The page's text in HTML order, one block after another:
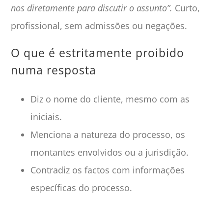
nos diretamente para discutir o assunto”. Curto,
profissional, sem admissões ou negações.
O que é estritamente proibido
numa resposta
Diz o nome do cliente, mesmo com as
iniciais.
Menciona a natureza do processo, os
montantes envolvidos ou a jurisdição.
Contradiz os factos com informações
específicas do processo.